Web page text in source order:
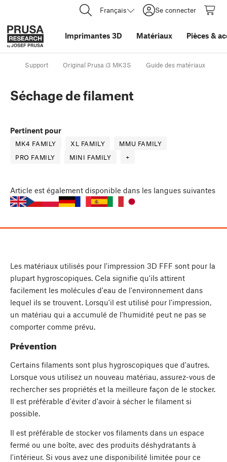
Français Se connecter
Imprimantes 3D Matériaux Pièces &
Support Original Prusa i3 MK3S Guide des matériaux
Séchage de filament
Pertinent pour
MK4 FAMILY XL FAMILY
MMU FAMILY
PRO FAMILY
MINI FAMILY +
Article est également disponible dans les langues suivantes
Les matériaux utilisés pour l'impression 3D FFF sont pour la
plupart hygroscopiques. Cela signifie qu'ils attirent
facilement les molécules d'eau de l'environnement dans
lequel ils se trouvent. Lorsqu'il est utilisé pour l'impression,
un matériau qui a accumulé de l'humidité peut ne pas se
comporter comme prévu.
Prévention
Certains filaments sont plus hygroscopiques que d'autres.
Lorsque vous utilisez un nouveau matériau, assurez-vous de
rechercher ses propriétés et la meilleure façon de le stocker.
Il est préférable d'éviter d'avoir à sécher le filament si
possible.
Il est préférable de stocker vos filaments dans un espace
fermé ou une boîte, avec des produits déshydratants à
l'intérieur. Si vous avez une disponibilité limitée pour ce